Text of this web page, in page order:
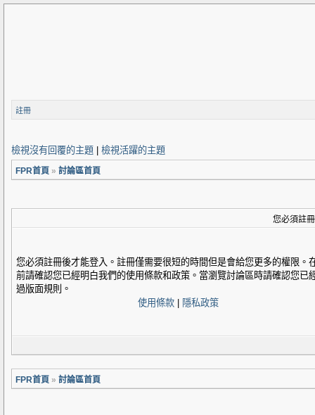
註冊
檢視沒有回覆的主題 檢視活躍的主題
FPR首頁 » 討論區首頁
您必須註
您必須註冊後才能登入。註冊僅需要很短的時間但是會給您更多的權限。
前請確認您已經明白我們的使用條款和政策。當瀏覽討論區時請確認您已
過版面規則。
使用條款
隱私政策
FPR首頁 » 討論區首頁